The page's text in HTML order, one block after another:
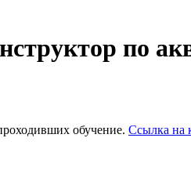
по
обучение. Ссылка на